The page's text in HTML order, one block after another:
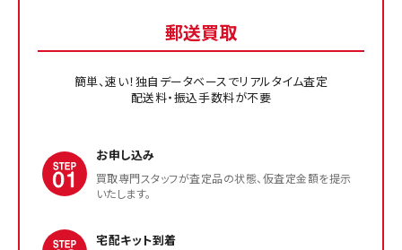
郵送買取
簡単、速い！独自データベースでリアルタイム査定
配送料・振込手数料が不要
お申し込み
買取専門スタッフが査定品の状態、仮査定金額を提示
いたします。
宅配キット到着